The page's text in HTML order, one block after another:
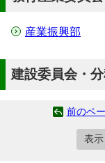
産業振興部
建設委員会・
前のペ
表示